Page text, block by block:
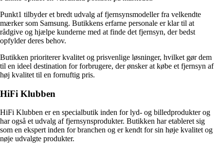
Punkt1 tilbyder et bredt udvalg af fjernsynsmodeller fra velkendte
mærker som Samsung. Butikkens erfarne personale er klar til at
rådgive og hjælpe kunderne med at finde det fjernsyn, der bedst
opfylder deres behov.
Butikken prioriterer kvalitet og prisvenlige løsninger, hvilket gør dem
til en ideel destination for forbrugere, der ønsker at købe et fjernsyn af
høj kvalitet til en fornuftig pris.
HiFi Klubben
HiFi Klubben er en specialbutik inden for lyd- og billedprodukter og
har også et udvalg af fjernsynsprodukter. Butikken har etableret sig
som en ekspert inden for branchen og er kendt for sin høje kvalitet og
nøje udvalgte produkter.